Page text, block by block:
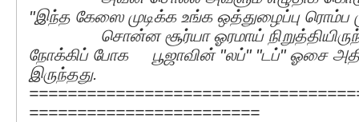
"இந்த கேஸை முடிக்க உங்க ஒத்துழைப்பு ரொம்ப
சொன்ன சூர்யா ஓரமாய்
நோக்கிப் போக பூஜாவின் "லப்" "டப்" ஓசை
இருந்தது.
========================